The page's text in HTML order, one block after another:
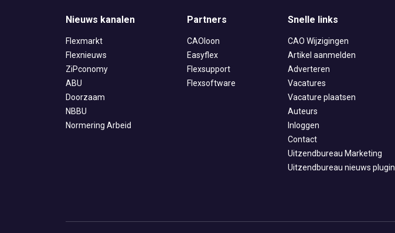
Nieuws kanalen
Flexmarkt
Flexnieuws
ZiPconomy
ABU
Doorzaam
NBBU
Normering Arbeid
Partners
CAOloon
Easyflex
Flexsupport
Flexsoftware
Snelle links
CAO Wijzigingen
Artikel aanmelden
Adverteren
Vacatures
Vacature plaatsen
Auteurs
Inloggen
Contact
Uitzendbureau Marketing
Uitzendbureau nieuws plugin